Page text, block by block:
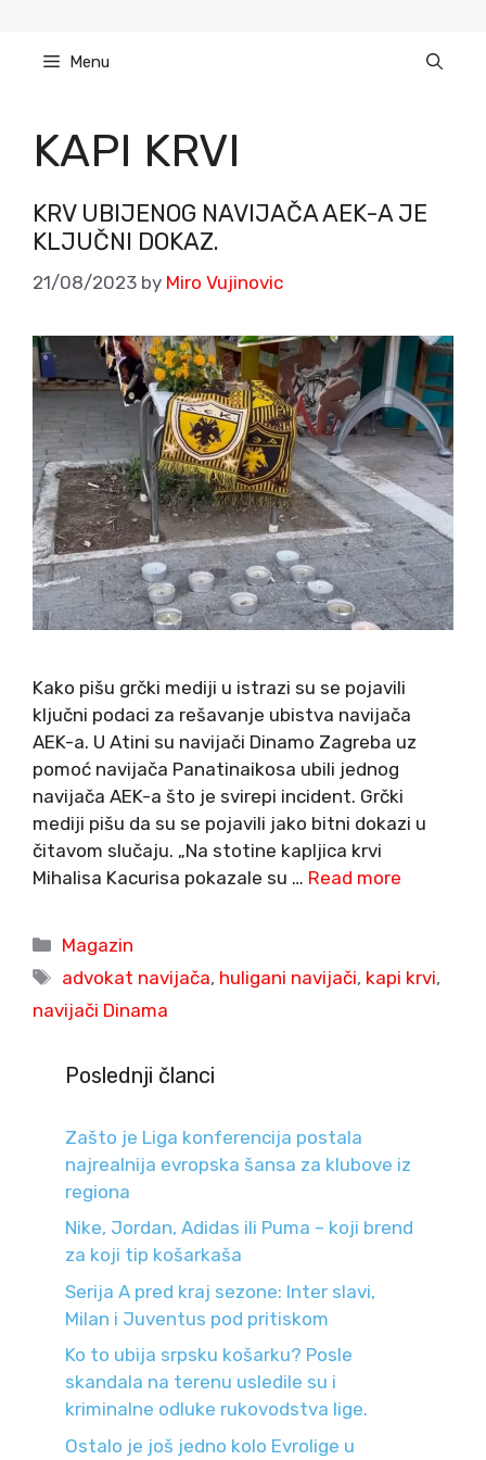
content Menu
KAPI KRVI
KRV UBIJENOG NAVIJAČA AEK-A JE
KLJUČNI DOKAZ.
21/08/2023 by Miro Vujinovic
Kako pišu grčki mediji u istrazi su se pojavili
ključni podaci za rešavanje ubistva navijača
AEK-a. U Atini su navijači Dinamo Zagreba uz
pomoć navijača Panatinaikosa ubili jednog
navijača AEK-a što je svirepi incident. Grčki
mediji pišu da su se pojavili jako bitni dokazi u
čitavom slučaju. „Na stotine kapljica krvi
Mihalisa Kacurisa pokazale su … Read more
Categories
Magazin
Tags
advokat navijača, huligani navijači, kapi krvi,
navijači Dinama
Poslednji članci
Zašto je Liga konferencija postala
najrealnija evropska šansa za klubove iz
regiona
Nike, Jordan, Adidas ili Puma – koji brend
za koji tip košarkaša
Serija A pred kraj sezone: Inter slavi,
Milan i Juventus pod pritiskom
Ko to ubija srpsku košarku? Posle
skandala na terenu usledile su i
kriminalne odluke rukovodstva lige.
Ostalo je još jedno kolo Evrolige u